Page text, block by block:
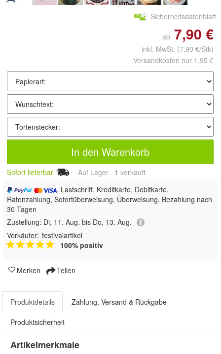
Sicherheitsdatenblatt
ab 7,90 €
inkl. MwSt. (7,90 €/Stk)
Versandkosten nur 1,95 €
In den Warenkorb
Sofort lieferbar Auf Lager 1 verkauft
, Lastschrift, Kreditkarte, Debitkarte,
Ratenzahlung, Sofortüberweisung, Überweisung, Bezahlung nach
30 Tagen
Zustellung: Di, 11. Aug. bis Do, 13. Aug.
Verkäufer: festivalartikel
100% positiv
Merken Teilen
Produktdetails Zahlung, Versand & Rückgabe
Produktsicherheit
Artikelmerkmale